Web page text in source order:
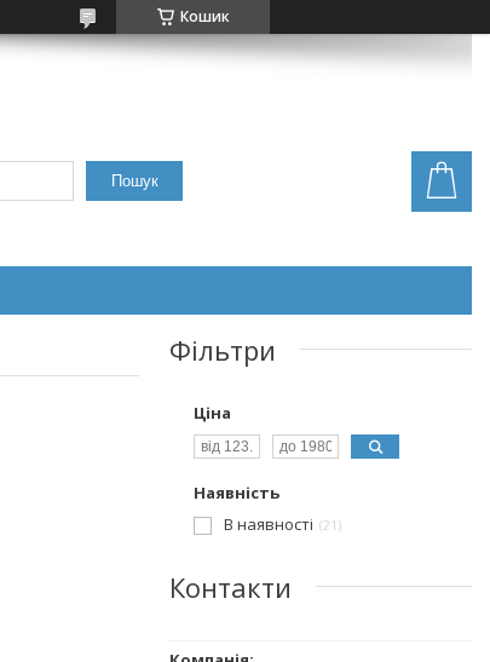
Кошик
Пошук
Фільтри
Ціна
Наявність
В наявності
21
Контакти